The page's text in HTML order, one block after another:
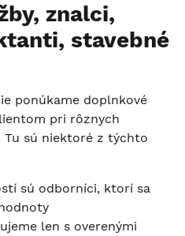
znalci,
stavebné
ponúkame doplnkové
pri rôznych
sú niektoré z týchto
sú odborníci, ktorí sa
len s overenými